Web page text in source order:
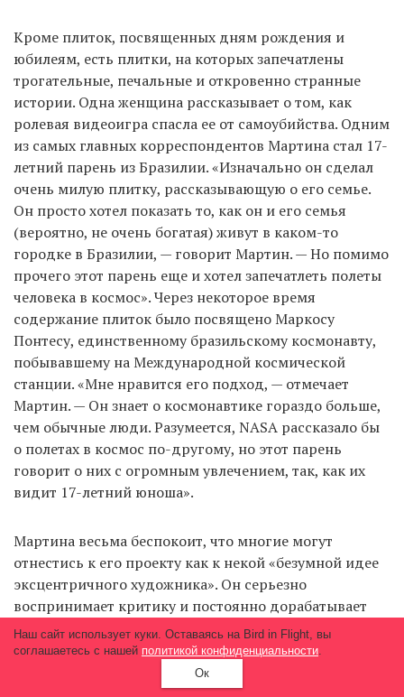
Кроме плиток, посвященных дням рождения и
юбилеям, есть плитки, на которых запечатлены
трогательные, печальные и откровенно странные
истории. Одна женщина рассказывает о том, как
ролевая видеоигра спасла ее от самоубийства. Одним
из самых главных корреспондентов Мартина стал 17-
летний парень из Бразилии. «Изначально он сделал
очень милую плитку, рассказывающую о его семье.
Он просто хотел показать то, как он и его семья
(вероятно, не очень богатая) живут в каком-то
городке в Бразилии, — говорит Мартин. — Но помимо
прочего этот парень еще и хотел запечатлеть полеты
человека в космос». Через некоторое время
содержание плиток было посвящено Маркосу
Понтесу, единственному бразильскому космонавту,
побывавшему на Международной космической
станции. «Мне нравится его подход, — отмечает
Мартин. — Он знает о космонавтике гораздо больше,
чем обычные люди. Разумеется, NASA рассказало бы
о полетах в космос по-другому, но этот парень
говорит о них с огромным увлечением, так, как их
видит 17-летний юноша».
Мартина весьма беспокоит, что многие могут
отнестись к его проекту как к некой «безумной идее
эксцентричного художника». Он серьезно
воспринимает критику и постоянно дорабатывает
проект, стремясь сбалансировать все три источника
информации. «Именно так поступают хорошие
художники и ученые. Им постоянно приходится
находиться за гранью нормы, чтобы устанавливать
Наш сайт использует куки. Оставаясь на Bird in Flight, вы
соглашаетесь с нашей политикой конфиденциальности.
Ок